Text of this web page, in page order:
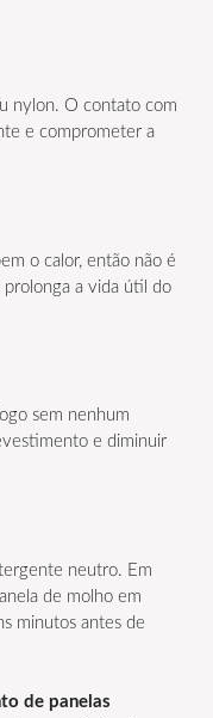
nylon. O contato com
e comprometer a
o calor, então não é
prolonga a vida útil do
sem nenhum
e diminuir
neutro. Em
de molho em
minutos antes de
de panelas